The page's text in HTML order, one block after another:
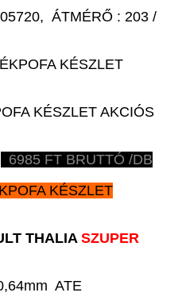
ÁTMÉRŐ : 203 /
KÉSZLET
KÉSZLET AKCIÓS
6985 FT BRUTTÓ /DB
KÉSZLET
THALIA SZUPER
ATE